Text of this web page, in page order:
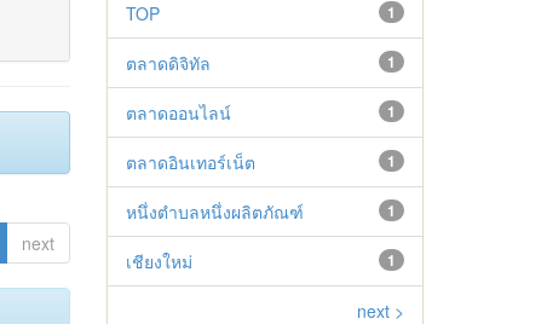
next
1
TOP
1
ตลาดดิจิทัล
1
ตลาดออนไลน์
1
ตลาดอินเทอร์เน็ต
1
หนึ่งตำบลหนึ่งผลิตภัณฑ์
1
เชียงใหม่
next >